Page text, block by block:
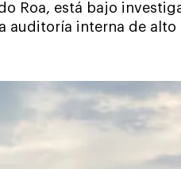
Roa, está bajo
auditoría interna de alto